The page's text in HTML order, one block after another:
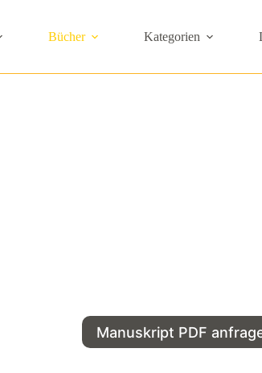
Bücher Kategorien
Manuskript PDF